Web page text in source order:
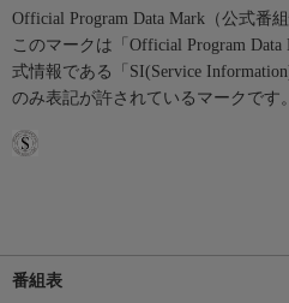
Official Program Data Mark（公式番
このマークは「Official Program
式情報である「SI(Service
のみ表記が許されているマークです。
番組表